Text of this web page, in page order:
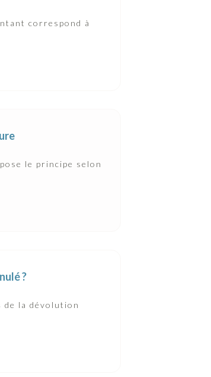
correspond à
le principe selon
?
de la dévolution